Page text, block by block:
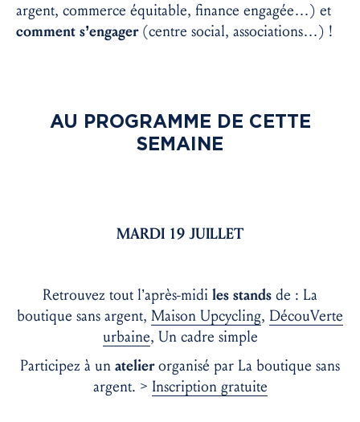
argent, commerce équitable, finance engagée…) et
comment s’engager(centre social, associations…) !
AU PROGRAMME DE CETTE
SEMAINE
MARDI 19 JUILLET
Retrouvez tout l’après-midi les stands de : La
boutique sans argent, Maison Upcycling, DécouVerte
urbaine, Un cadre simple
Participez à un atelierorganisé par La boutique sans
argent. > Inscription gratuite